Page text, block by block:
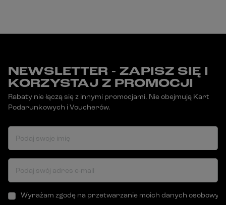
NEWSLETTER - ZAPISZ SIĘ I
KORZYSTAJ Z PROMOCJI
Rabaty nie łączą się z innymi promocjami. Nie obejmują Kart
Podarunkowych i Voucherów.
Podaj swoje imię
Podaj swój adres e-mail
Wyrażam zgodę na przetwarzanie moich danych